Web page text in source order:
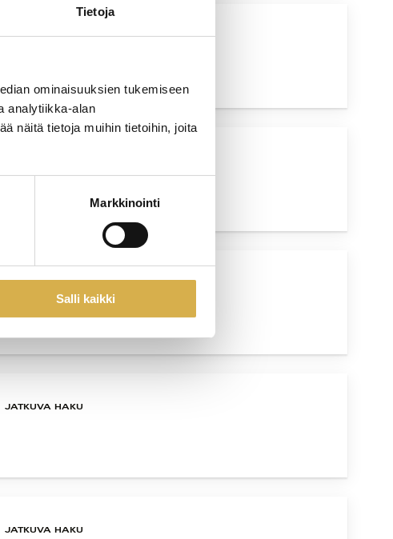
Tietoja
ominaisuuksien tukemiseen
analytiikka-alan
näitä tietoja muihin tietoihin, joita
Markkinointi
Salli kaikki
JATKUVA HAKU
JATKUVA HAKU
JATKUVA HAKU